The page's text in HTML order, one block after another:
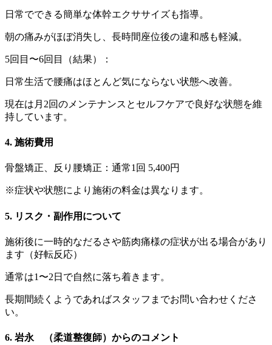
日常でできる簡単な体幹エクササイズも指導。
朝の痛みがほぼ消失し、長時間座位後の違和感も軽減。
5回目〜6回目（結果）：
日常生活で腰痛はほとんど気にならない状態へ改善。
現在は月2回のメンテナンスとセルフケアで良好な状態を維
持しています。
4. 施術費用
骨盤矯正、反り腰矯正：通常1回 5,400円
※症状や状態により施術の料金は異なります。
5. リスク・副作用について
施術後に一時的なだるさや筋肉痛様の症状が出る場合があり
ます（好転反応）
通常は1〜2日で自然に落ち着きます。
長期間続くようであればスタッフまでお問い合わせくださ
い。
6. 岩永 （柔道整復師）からのコメント